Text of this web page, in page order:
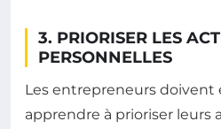
3. PRIORISER LES
PERSONNELLES
Les entrepreneurs doivent
apprendre à prioriser leurs